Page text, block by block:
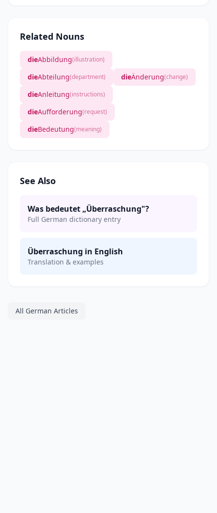
Related Nouns
dieAbbildung(illustration)
dieAbteilung(department) dieÄnderung(change)
dieAnleitung(instructions)
dieAufforderung(request)
dieBedeutung(meaning)
See Also
Was bedeutet „Überraschung"?
Full German dictionary entry
Überraschung in English
Translation & examples
All German Articles